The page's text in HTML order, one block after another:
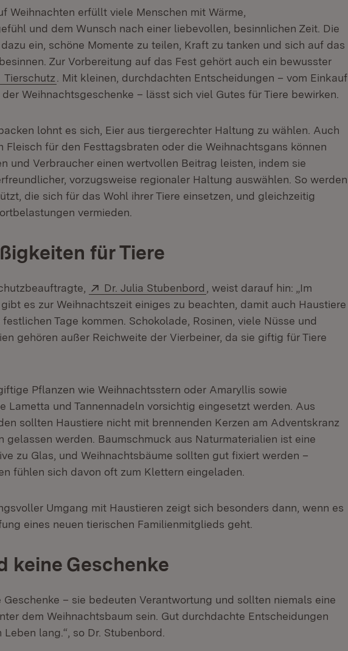
Weihnachten erfüllt viele Menschen mit Wärme,
und dem Wunsch nach einer liebevollen, besinnlichen Zeit. Die
ein, schöne Momente zu teilen, Kraft zu tanken und sich auf das
Zur Vorbereitung auf das Fest gehört auch ein bewusster
Extern:
Tierschutz (Öffnet in neuem Fenster)
. Mit kleinen, durchdachten Entscheidungen – vom Einkauf
Weihnachtsgeschenke – lässt sich viel Gutes für Tiere bewirken.
lohnt es sich, Eier aus tiergerechter Haltung zu wählen. Auch
Fleisch für den Festtagsbraten oder die Weihnachtsgans können
und Verbraucher einen wertvollen Beitrag leisten, indem sie
vorzugsweise regionaler Haltung auswählen. So werden
die sich für das Wohl ihrer Tiere einsetzen, und gleichzeitig
vermieden.
für Tiere
Extern:
Dr. Julia Stubenbord (Öffnet in neuem Fenster)
, weist darauf hin: „Im
es zur Weihnachtszeit einiges zu beachten, damit auch Haustiere
Tage kommen. Schokolade, Rosinen, viele Nüsse und
gehören außer Reichweite der Vierbeiner, da sie giftig für Tiere
Pflanzen wie Weihnachtsstern oder Amaryllis sowie
Lametta und Tannennadeln vorsichtig eingesetzt werden. Aus
sollten Haustiere nicht mit brennenden Kerzen am Adventskranz
gelassen werden. Baumschmuck aus Naturmaterialien ist eine
zu Glas, und Weihnachtsbäume sollten gut fixiert werden –
fühlen sich davon oft zum Klettern eingeladen.
Umgang mit Haustieren zeigt sich besonders dann, wenn es
eines neuen tierischen Familienmitglieds geht.
keine Geschenke
Geschenke – sie bedeuten Verantwortung und sollten niemals eine
dem Weihnachtsbaum sein. Gut durchdachte Entscheidungen
lang.“, so Dr. Stubenbord.